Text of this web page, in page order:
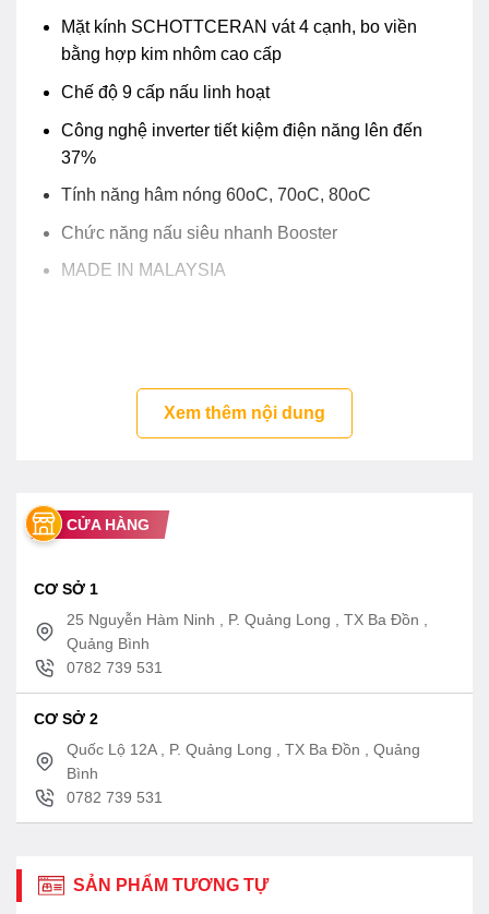
Mặt kính SCHOTTCERAN vát 4 cạnh, bo viền
bằng hợp kim nhôm cao cấp
Chế độ 9 cấp nấu linh hoạt
Công nghệ inverter tiết kiệm điện năng lên đến
37%
Tính năng hâm nóng 60oC, 70oC, 80oC
Chức năng nấu siêu nhanh Booster
MADE IN MALAYSIA
Xem thêm nội dung
CỬA HÀNG
CƠ SỞ 1
25 Nguyễn Hàm Ninh , P. Quảng Long , TX Ba Đồn ,
Quảng Bình
0782 739 531
CƠ SỞ 2
Quốc Lộ 12A , P. Quảng Long , TX Ba Đồn , Quảng
Bình
0782 739 531
SẢN PHẨM TƯƠNG TỰ